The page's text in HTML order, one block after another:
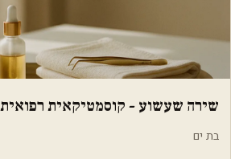
שירה שעשוע - קוסמטיקאית רפואית
בת ים